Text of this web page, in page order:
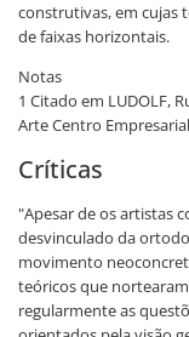
construtivas, em cujas
de faixas horizontais.
Notas
1 Citado em LUDOLF,
Arte Centro
Críticas
"Apesar de os artistas
desvinculado da
movimento
teóricos que
regularmente as